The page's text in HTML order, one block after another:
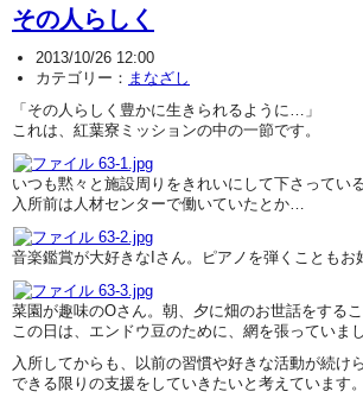
その人らしく
2013/10/26 12:00
カテゴリー： まなざし
「その人らしく豊かに生きられるように…」
これは、紅葉寮ミッションの中の一節です。
いつも黙々と施設周りをきれいにして下さってい
入所前は人材センターで働いていたとか…
音楽鑑賞が大好きなIさん。ピアノを弾くこともお
菜園が趣味のOさん。朝、夕に畑のお世話をするこ
この日は、エンドウ豆のために、網を張っていまし
入所してからも、以前の習慣や好きな活動が続け
できる限りの支援をしていきたいと考えています。